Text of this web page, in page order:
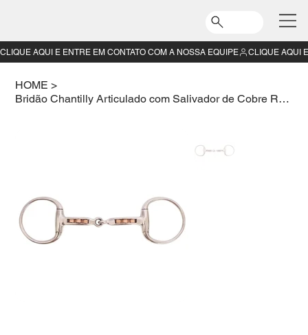
HOME >
Bridão Chantilly Articulado com Salivador de Cobre Rolimã 13,5CM
CLIQUE AQUI E ENTRE EM CONTATO COM A NOSSA EQUIPE